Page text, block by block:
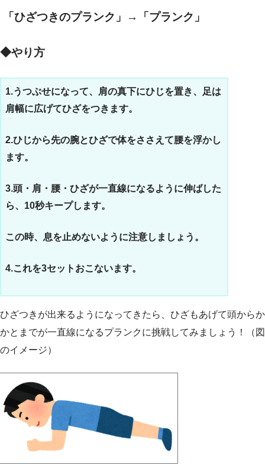
「ひざつきのプランク」→「プランク」
◆やり方
1.うつぶせになって、肩の真下にひじを置き、足は
肩幅に広げてひざをつきます。
2.ひじから先の腕とひざで体をささえて腰を浮かし
ます。
3.頭・肩・腰・ひざが一直線になるように伸ばした
ら、10秒キープします。
この時、息を止めないように注意しましょう。
4.これを3セットおこないます。
ひざつきが出来るようになってきたら、ひざもあげて頭からか
かとまでが一直線になるプランクに挑戦してみましょう！（図
のイメージ）